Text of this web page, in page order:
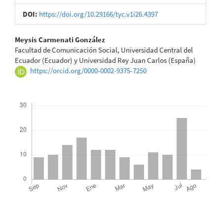
DOI: https://doi.org/10.29166/tyc.v1i26.4397
Contenido
principal
del
Meysis Carmenati González
Facultad de Comunicación Social, Universidad Central del
Ecuador (Ecuador) y Universidad Rey Juan Carlos (España)
https://orcid.org/0000-0002-9375-7250